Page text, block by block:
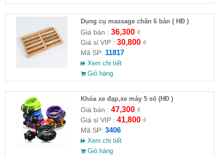
Dụng cụ massage chân 6 bàn ( HĐ )
Giá bán : 36,300₫
Giá sỉ VIP : 30,800₫
Mã SP: 11817
Xem chi tiết
Giỏ hàng
Khóa xe đạp,xe máy 5 số (HĐ )
Giá bán : 47,300₫
Giá sỉ VIP : 41,800₫
Mã SP: 3406
Xem chi tiết
Giỏ hàng